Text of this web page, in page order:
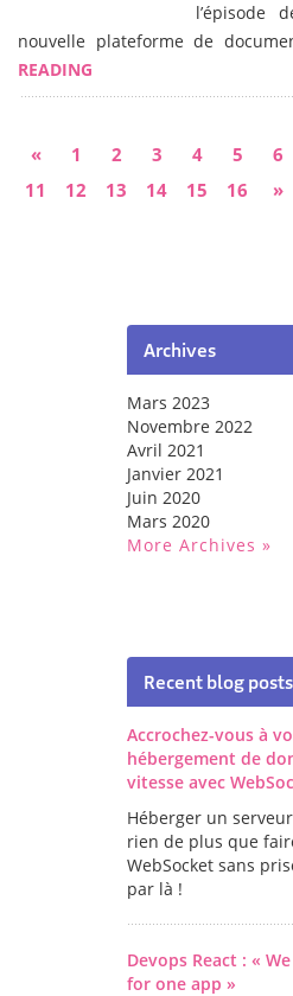
l’épisode
nouvelle plateforme de
READING
« 1 2 3 4 5 6
11
12 13 14 15 16 »
Archives
Mars 2023
Novembre 2022
Avril 2021
Janvier 2021
Juin 2020
Mars 2020
More Archives
Recent blog posts
Accrochez-vous à
hébergement de
vitesse avec
Héberger un serveur
rien de plus que
WebSocket sans
par là !
Devops React : «
for one app »